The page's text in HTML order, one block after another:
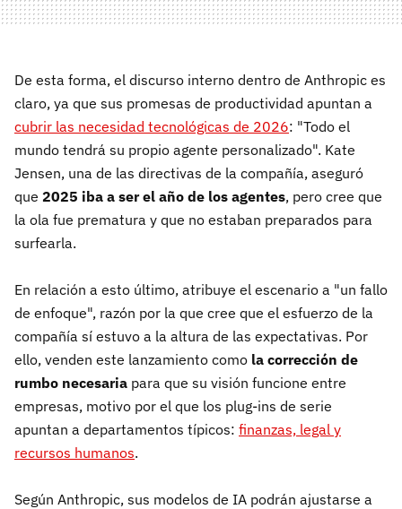
De esta forma, el discurso interno dentro de Anthropic es
claro, ya que sus promesas de productividad apuntan a
cubrir las necesidad tecnológicas de 2026: "Todo el
mundo tendrá su propio agente personalizado". Kate
Jensen, una de las directivas de la compañía, aseguró
que 2025 iba a ser el año de los agentes, pero cree que
la ola fue prematura y que no estaban preparados para
surfearla.
En relación a esto último, atribuye el escenario a "un fallo
de enfoque", razón por la que cree que el esfuerzo de la
compañía sí estuvo a la altura de las expectativas. Por
ello, venden este lanzamiento como la corrección de
rumbo necesaria para que su visión funcione entre
empresas, motivo por el que los plug-ins de serie
apuntan a departamentos típicos: finanzas, legal y
recursos humanos.
Según Anthropic, sus modelos de IA podrán ajustarse a